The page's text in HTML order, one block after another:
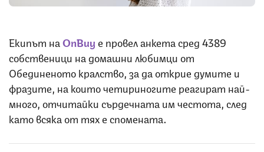
Екипът наOnBuyе провел анкета сред 4389
собственици на домашни любимци от
Обединеното кралство, за да открие думите и
фразите, на които четириногите реагират най-
много, отчитайки сърдечната им честота, след
като всяка от тях е спомената.